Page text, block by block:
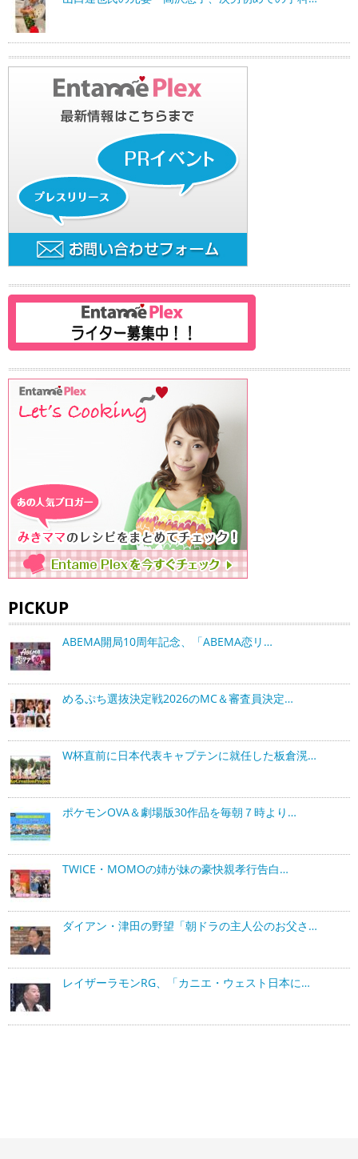
PICKUP
ABEMA開局10周年記念、「ABEMA恋リ…
めるぷち選抜決定戦2026のMC＆審査員決定…
W杯直前に日本代表キャプテンに就任した板倉滉…
ポケモンOVA＆劇場版30作品を毎朝７時より…
TWICE・MOMOの姉が妹の豪快親孝行告白…
ダイアン・津田の野望「朝ドラの主人公のお父さ…
レイザーラモンRG、「カニエ・ウェスト日本に…